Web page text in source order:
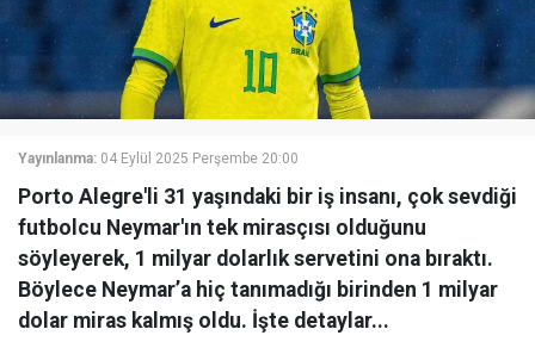
Yayınlanma: 04 Eylül 2025 Perşembe 20:00
Porto Alegre'li 31 yaşındaki bir iş insanı, çok sevdiği
futbolcu Neymar'ın tek mirasçısı olduğunu
söyleyerek, 1 milyar dolarlık servetini ona bıraktı.
Böylece Neymar’a hiç tanımadığı birinden 1 milyar
dolar miras kalmış oldu. İşte detaylar...